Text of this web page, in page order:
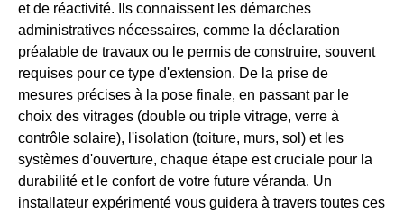
et de réactivité. Ils connaissent les démarches
administratives nécessaires, comme la déclaration
préalable de travaux ou le permis de construire, souvent
requises pour ce type d'extension. De la prise de
mesures précises à la pose finale, en passant par le
choix des vitrages (double ou triple vitrage, verre à
contrôle solaire), l'isolation (toiture, murs, sol) et les
systèmes d'ouverture, chaque étape est cruciale pour la
durabilité et le confort de votre future véranda. Un
installateur expérimenté vous guidera à travers toutes ces